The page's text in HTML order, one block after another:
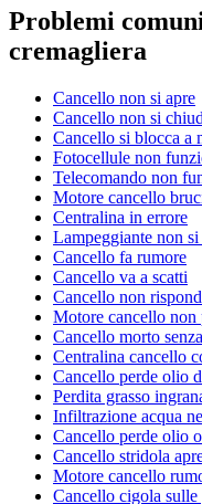
Problemi
cremagliera
Cancello non si apre
Cancello non si
Cancello si blocca a
Fotocellule non
Telecomando non
Motore cancello
Centralina in errore
Lampeggiante non si
Cancello fa rumore
Cancello va a scatti
Cancello non
Motore cancello non
Cancello morto
Centralina cancello
Cancello perde olio
Perdita grasso
Infiltrazione acqua
Cancello perde olio
Cancello stridola
Motore cancello
Cancello cigola sulle